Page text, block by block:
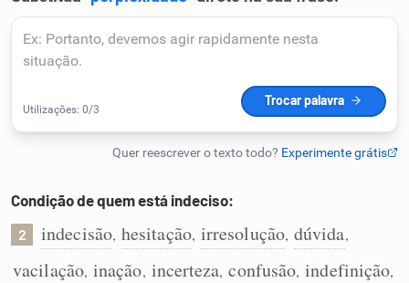
Cata-letras
Conexões
Caça-palavras
Condição de quem está indeciso:
2 indecisão, hesitação, irresolução, dúvida,
vacilação, inação, incerteza, confusão, indefinição,